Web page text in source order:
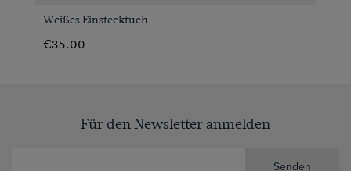
Weißes Einstecktuch
€35.00
Für den Newsletter anmelden
Senden